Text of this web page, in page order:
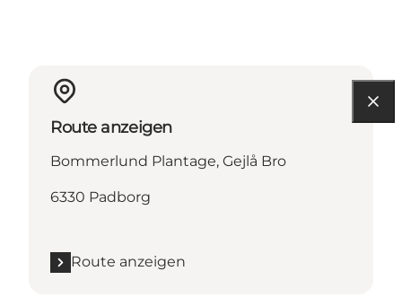
Route anzeigen
Bommerlund Plantage, Gejlå Bro
6330 Padborg
Route anzeigen